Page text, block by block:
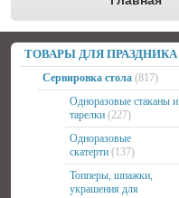
ТОВАРЫ ДЛЯ ПРАЗДНИКА
Сервировка стола (817)
Одноразовые стаканы и
тарелки (227)
Одноразовые
скатерти (137)
Топперы, шпажки,
украшения для